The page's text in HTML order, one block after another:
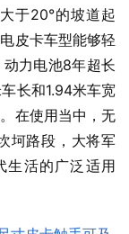
于20°的坡道起
皮卡车型能够轻
力电池8年超长
长和1.94米车宽
在使用当中，无
坷路段，大将军
生活的广泛适用